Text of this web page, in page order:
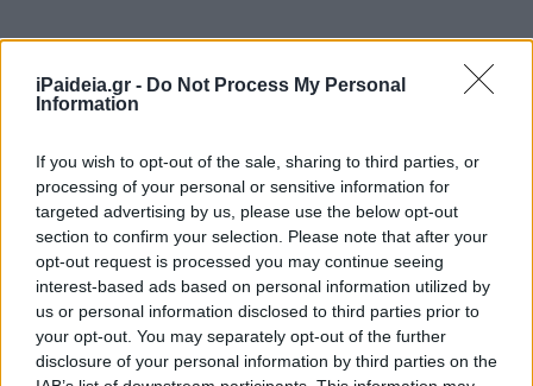
iPaideia.gr - Do Not Process My Personal
Information
If you wish to opt-out of the sale, sharing to third parties, or
processing of your personal or sensitive information for
targeted advertising by us, please use the below opt-out
section to confirm your selection. Please note that after your
opt-out request is processed you may continue seeing
interest-based ads based on personal information utilized by
us or personal information disclosed to third parties prior to
your opt-out. You may separately opt-out of the further
disclosure of your personal information by third parties on the
Οι δαπάνες που καλύπτονται μέσω του προγράμματος
περιλαμβάνουν εργασίες όπως ηθερμομόνωση, η
κουφωμάτων, η τοποθέτηση ηλιακών θερμοσιφώνων
και συστημάτων θέρμανσης και ψύξης, καθώς και η
εγκατάσταση φωτοβολταϊκών σταθμών ή μικρών
ανεμογεννητριών . Οι ενδιαφερόμενοι δεν υπόκεινται σε
περιορισμούς εισοδηματικών ή ηλικιακών κριτηρίων, και
το υπουργείο εκτιμά πως θα ωφεληθούν περίπου 20.000
πολίτες.
Σημαντικό είναι πως το επιτόκιο των τραπεζικών